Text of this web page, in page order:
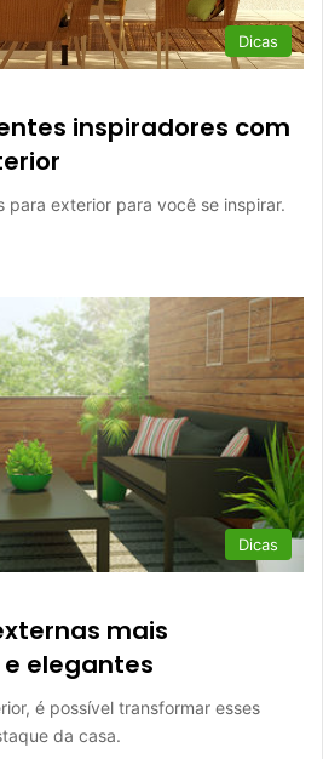
Dicas
inspiradores com
para exterior para você se inspirar.
Dicas
mais
elegantes
é possível transformar esses
da casa.